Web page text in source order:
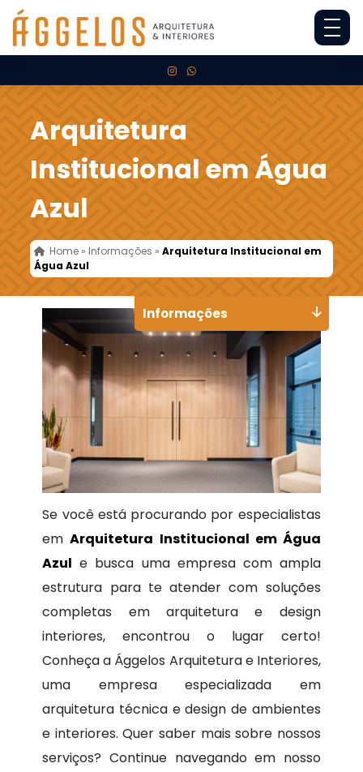
Arquitetura
Institucional em Água
Azul
Home » Informações »Arquitetura Institucional em
Água Azul
Se você está procurando por especialistas
emArquitetura Institucional em Água
Azul e busca uma empresa com ampla
estrutura para te atender com soluções
completas em arquitetura e design
interiores, encontrou o lugar certo!
Conheça a Ággelos Arquitetura e Interiores,
uma empresa especializada em
arquitetura técnica e design de ambientes
e interiores. Quer saber mais sobre nossos
serviços? Continue navegando em nosso
Informações